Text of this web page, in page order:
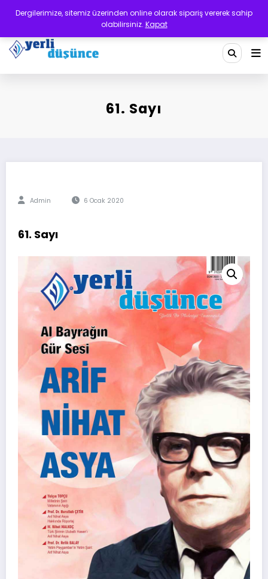
Dergilerimize, sitemiz üzerinden online olarak sipariş vererek sahip
olabilirsiniz. Kapat
Yerli Düşünce Dergisi
61. Sayı
Admin 6 Ocak 2020
61. Sayı